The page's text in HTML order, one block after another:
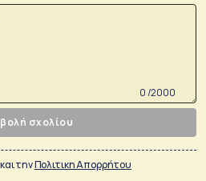
0 /2000
σχολίου
και τηνΠολιτικη Απορρήτου